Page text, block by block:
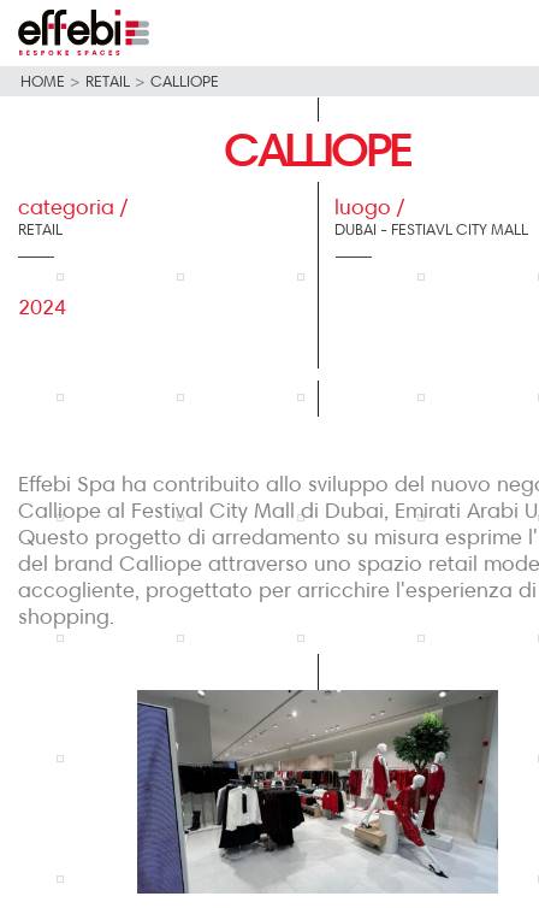
HOME > RETAIL > CALLIOPE
CALLIOPE
categoria /
RETAIL
luogo /
DUBAI - FESTIAVL CITY MALL
2024
Effebi Spa ha contribuito allo sviluppo del nuovo
Calliope al Festival City Mall di Dubai, Emirati Arabi
Questo progetto di arredamento su misura esprime
del brand Calliope attraverso uno spazio retail
accogliente, progettato per arricchire l'esperienza di
shopping.